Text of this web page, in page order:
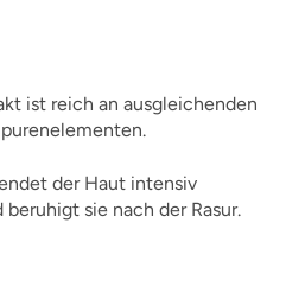
ist reich an ausgleichenden
der Haut intensiv
sie nach der Rasur.